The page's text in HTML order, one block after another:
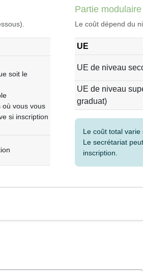
soit le
où vous vous
si inscription
Partie modulaire
Le coût dépend du
UE
UE de niveau
UE de niveau
graduat)
Le coût total varie
Le secrétariat
inscription.